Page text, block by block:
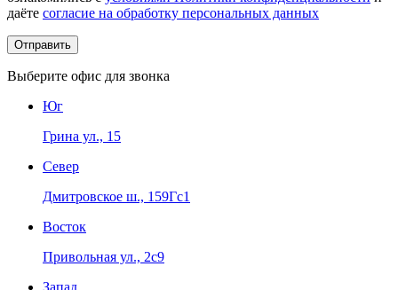
даёте согласие на обработку персональных данных
Выберите офис для звонка
Юг
Грина ул., 15
Север
Дмитровское ш., 159Гс1
Восток
Привольная ул., 2с9
Запад